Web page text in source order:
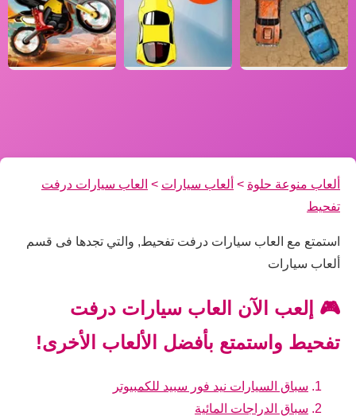
ألعاب منوعة حلوة > ألعاب سيارات > العاب سيارات درفت
تفحيط
استمتع مع العاب سيارات درفت تفحيط, والتي تجدها فى قسم
ألعاب سيارات
🎮 إلعب الآن العاب سيارات درفت
تفحيط واستمتع بأفضل الألعاب الأخرى!
سباق السيارات نيد فور سبيد للكمبيوتر
سباق الدراجات المائية